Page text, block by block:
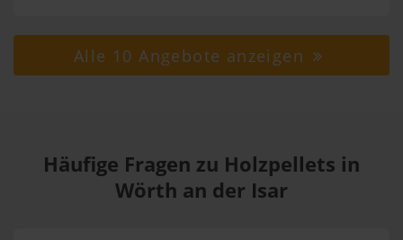
Alle 10 Angebote anzeigen
Häufige Fragen zu Holzpellets in
Wörth an der Isar